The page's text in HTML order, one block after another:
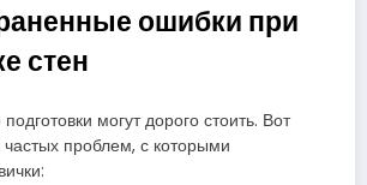
ошибки при
стен
могут дорого стоить. Вот
проблем, с которыми